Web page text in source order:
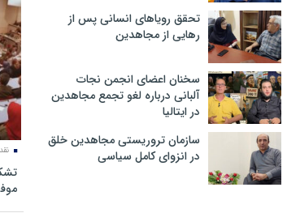
تحقق رویاهای انسانی پس از
رهایی از مجاهدین
سخنان اعضای انجمن نجات
آلبانی درباره لغو تجمع مجاهدین
در ایتالیا
سازمان تروریستی مجاهدین خلق
در انزوای کامل سیاسی